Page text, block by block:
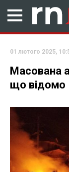
01 лютого 2025,
Масована
що відомо